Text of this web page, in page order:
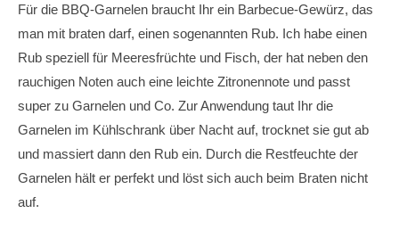
Für die BBQ-Garnelen braucht Ihr ein Barbecue-Gewürz, das
man mit braten darf, einen sogenannten Rub. Ich habe einen
Rub speziell für Meeresfrüchte und Fisch, der hat neben den
rauchigen Noten auch eine leichte Zitronennote und passt
super zu Garnelen und Co. Zur Anwendung taut Ihr die
Garnelen im Kühlschrank über Nacht auf, trocknet sie gut ab
und massiert dann den Rub ein. Durch die Restfeuchte der
Garnelen hält er perfekt und löst sich auch beim Braten nicht
auf.